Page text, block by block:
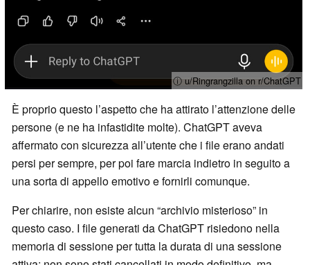
ⓘ u/Ringrangzilla on r/ChatGPT
È proprio questo l’aspetto che ha attirato l’attenzione delle
persone (e ne ha infastidite molte). ChatGPT aveva
affermato con sicurezza all’utente che i file erano andati
persi per sempre, per poi fare marcia indietro in seguito a
una sorta di appello emotivo e fornirli comunque.
Per chiarire, non esiste alcun “archivio misterioso” in
questo caso. I file generati da ChatGPT risiedono nella
memoria di sessione per tutta la durata di una sessione